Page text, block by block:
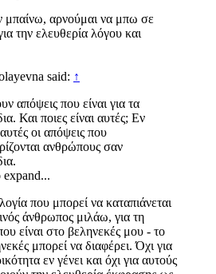
αρνούμαι να μπω σε
την ελευθερία λόγου και
said: ↑
απόψεις που είναι για τα
Και ποιες είναι αυτές; Εν
αυτές οι απόψεις που
ανθρώπους σαν
που μπορεί να καταπιάνεται
άνθρωπος μιλάω, για τη
είναι στο βεληνεκές μου - το
μπορεί να διαφέρει. Όχι για
εν γένει και όχι για αυτούς